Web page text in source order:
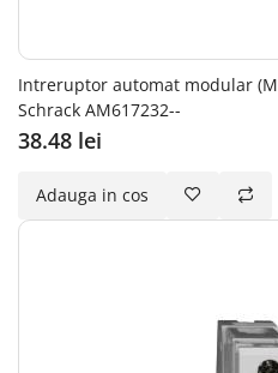
Intreruptor automat modular
Schrack AM617232--
38.48 lei
Adauga in cos